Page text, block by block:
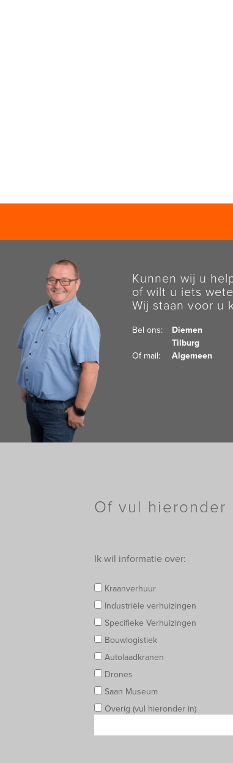
Kunnen wij u
of wilt u iets
Wij staan voor u
Bel ons: Diemen
Tilburg
Of mail:
Algemeen
Of vul hieronder
Ik wil informatie over:
Kraanverhuur
Industriële verhuizingen
Specifieke Verhuizingen
Bouwlogistiek
Autolaadkranen
Drones
Saan Museum
Overig (vul hieronder in)